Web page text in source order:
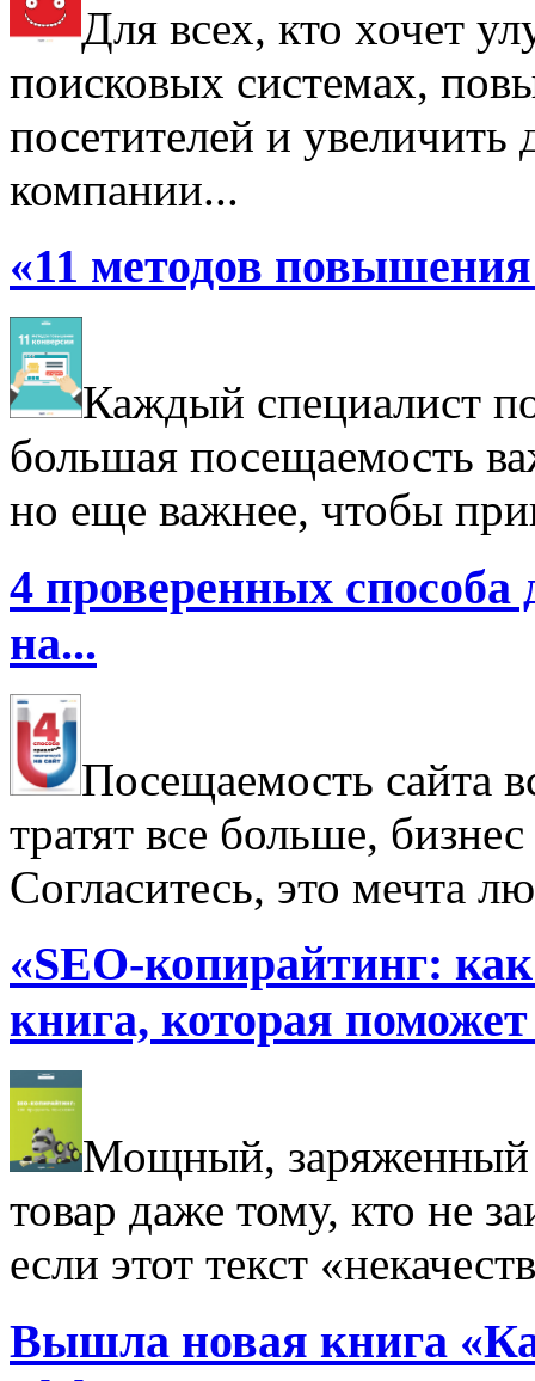
Для всех, кто хочет
поисковых системах,
посетителей и увеличить
компании...
«11 методов
Каждый специалист
большая посещаемость
но еще важнее, чтобы
4 проверенных
на...
Посещаемость сайта
тратят все больше,
Согласитесь, это мечта
«SEO-копирайтинг:
книга, которая
Мощный, заряженный
товар даже тому, кто не
если этот текст
Вышла новая книга